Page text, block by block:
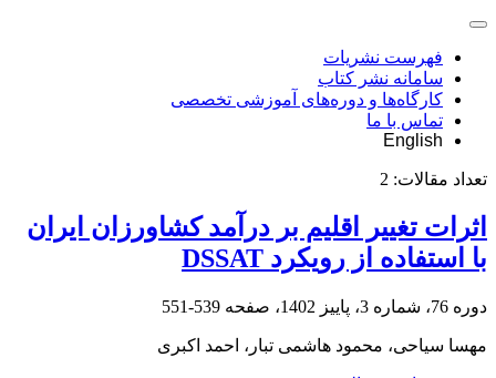
فهرست نشریات
سامانه نشر کتاب
کارگاه‌ها و دوره‌های آموزشی تخصصی
تماس با ما
English
تعداد مقالات: 2
اثرات تغییر اقلیم بر درآمد کشاورزان ایران
با استفاده از رویکرد DSSAT
دوره 76، شماره 3، پاییز 1402، صفحه 539-551
مهسا سیاحی، محمود هاشمی تبار، احمد اکبری